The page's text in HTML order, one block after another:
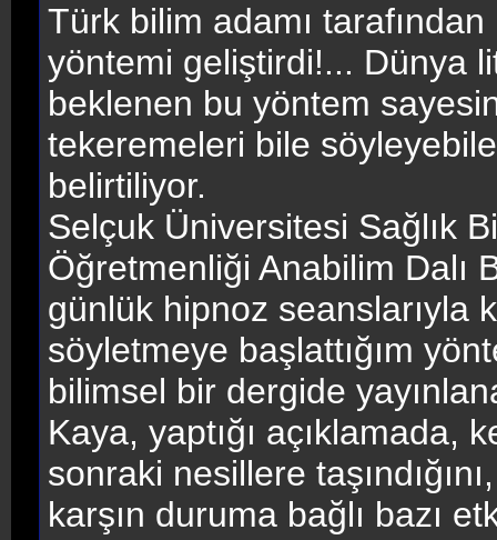
Türk bilim adamı
yöntemi geliştirdi!... Dünya
beklenen bu yöntem
tekeremeleri bile
belirtiliyor.
Selçuk Üniversitesi Sağlık
Öğretmenliği Anabilim Dalı
günlük hipnoz seanslarıyla
söyletmeye başlattığım
bilimsel bir dergide
Kaya, yaptığı açıklamada,
sonraki nesillere
karşın duruma bağlı bazı